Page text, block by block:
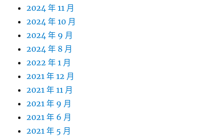
2024 年 11 月
2024 年 10 月
2024 年 9 月
2024 年 8 月
2022 年 1 月
2021 年 12 月
2021 年 11 月
2021 年 9 月
2021 年 6 月
2021 年 5 月